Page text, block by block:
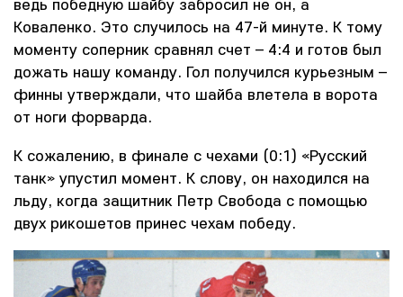
Коваленко. Это случилось на 47-й минуте. К тому
моменту соперник сравнял счет – 4:4 и готов был
дожать нашу команду. Гол получился курьезным –
финны утверждали, что шайба влетела в ворота
от ноги форварда.
К сожалению, в финале с чехами (0:1) «Русский
танк» упустил момент. К слову, он находился на
льду, когда защитник Петр Свобода с помощью
двух рикошетов принес чехам победу.